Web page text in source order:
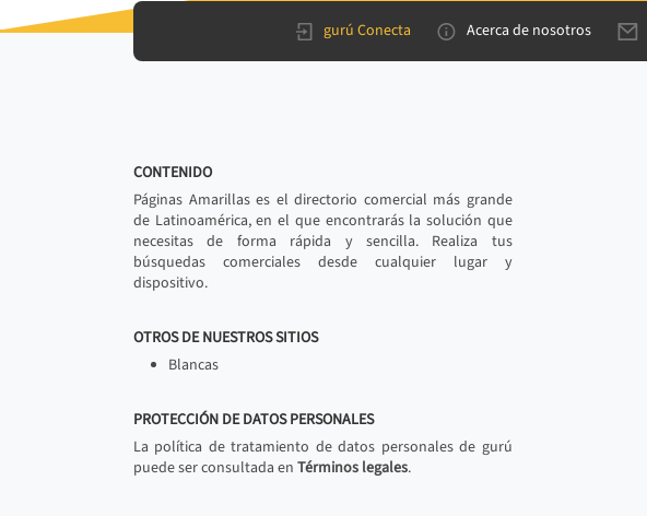
gurú Conecta Acerca de nosotros
CONTENIDO
Páginas Amarillas es el directorio comercial más grande
de Latinoamérica, en el que encontrarás la solución que
necesitas de forma rápida y sencilla. Realiza tus
búsquedas comerciales desde cualquier lugar y
dispositivo.
OTROS DE NUESTROS SITIOS
Blancas
PROTECCIÓN DE DATOS PERSONALES
La política de tratamiento de datos personales de gurú
puede ser consultada en Términos legales.